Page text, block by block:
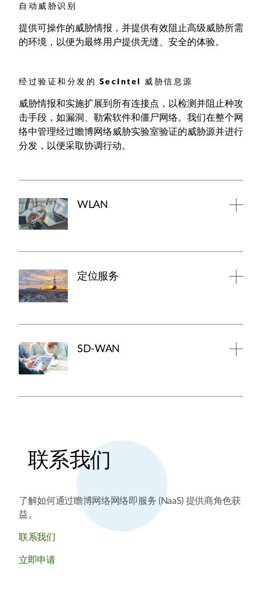
自动威胁识别
提供可操作的威胁情报，并提供有效阻止高级威胁所需
的环境，以便为最终用户提供无缝、安全的体验。
经过验证和分发的 SecIntel 威胁信息源
威胁情报和实施扩展到所有连接点，以检测并阻止种攻
击手段，如漏洞、勒索软件和僵尸网络。我们在整个网
络中管理经过瞻博网络威胁实验室验证的威胁源并进行
分发，以便采取协调行动。
WLAN
定位服务
SD-WAN
联系我们
了解如何通过瞻博网络网络即服务 (NaaS) 提供商角色获
益。
联系我们
立即申请